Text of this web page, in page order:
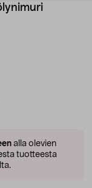
alla olevien
tuotteesta